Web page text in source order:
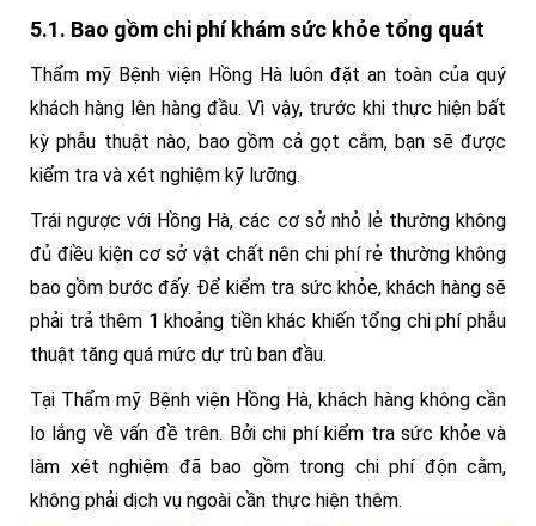
5.1. Bao gồm chi phí khám sức khỏe tổng quát
Thẩm mỹ Bệnh viện Hồng Hà luôn đặt an toàn của quý
khách hàng lên hàng đầu. Vì vậy, trước khi thực hiện bất
kỳ phẫu thuật nào, bao gồm cả gọt cằm, bạn sẽ được
kiểm tra và xét nghiệm kỹ lưỡng.
Trái ngược với Hồng Hà, các cơ sở nhỏ lẻ thường không
đủ điều kiện cơ sở vật chất nên chi phí rẻ thường không
bao gồm bước đấy. Để kiểm tra sức khỏe, khách hàng sẽ
phải trả thêm 1 khoảng tiền khác khiến tổng chi phí phẫu
thuật tăng quá mức dự trù ban đầu.
Tại Thẩm mỹ Bệnh viện Hồng Hà, khách hàng không cần
lo lắng về vấn đề trên. Bởi chi phí kiểm tra sức khỏe và
làm xét nghiệm đã bao gồm trong chi phí độn cằm,
không phải dịch vụ ngoài cần thực hiện thêm.